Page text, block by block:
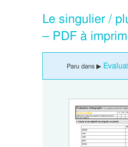
Le singulier /
– PDF à
Paru dans ▶